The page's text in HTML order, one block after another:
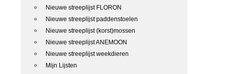
Nieuwe streeplijst FLORON
Nieuwe streeplijst paddenstoelen
Nieuwe streeplijst (korst)mossen
Nieuwe streeplijst ANEMOON
Nieuwe streeplijst weekdieren
Mijn Lijsten